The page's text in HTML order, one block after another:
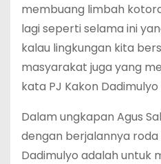
membuang limbah
lagi seperti selama ini
kalau lingkungan kita
masyarakat juga yang
kata PJ Kakon Dadimulyo
Dalam ungkapan Agus
dengan berjalannya
Dadimulyo adalah untuk